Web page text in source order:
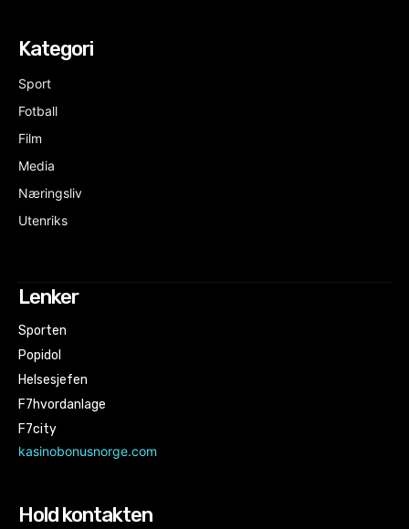
Kategori
Sport
Fotball
Film
Media
Næringsliv
Utenriks
Lenker
Sporten
Popidol
Helsesjefen
F7hvordanlage
F7city
kasinobonusnorge.com
Hold kontakten